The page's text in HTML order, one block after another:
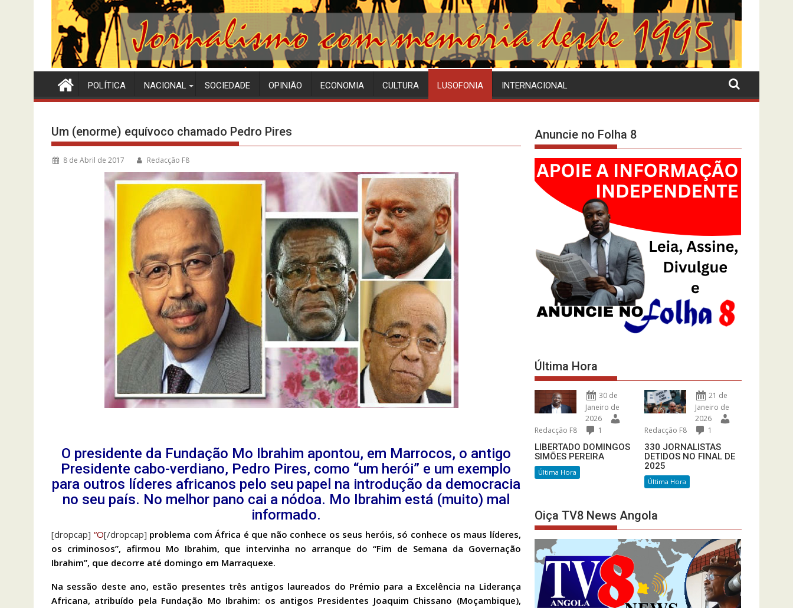
POLÍTICA NACIONAL SOCIEDADE OPINIÃO ECONOMIA CULTURA LUSOFONIA INTERNACIONAL
Um (enorme) equívoco chamado Pedro Pires
8 de Abril de 2017 Redacção F8
O presidente da Fundação Mo Ibrahim apontou, em Marrocos, o antigo
Presidente cabo-verdiano, Pedro Pires, como “um herói” e um exemplo
para outros líderes africanos pelo seu papel na introdução da democracia
no seu país. No melhor pano cai a nódoa. Mo Ibrahim está (muito) mal
informado.
[dropcap] “O[/dropcap] problema com África é que não conhece os seus heróis, só conhece os maus líderes,
os criminosos”, afirmou Mo Ibrahim, que intervinha no arranque do “Fim de Semana da Governação
Ibrahim”, que decorre até domingo em Marraquexe.
Na sessão deste ano, estão presentes três antigos laureados do Prémio para a Excelência na Liderança
Africana, atribuído pela Fundação Mo Ibrahim: os antigos Presidentes Joaquim Chissano (Moçambique),
Anuncie no Folha 8
Última Hora
30 de
Janeiro de
2026
Redacção F8
1
LIBERTADO DOMINGOS
SIMÕES PEREIRA
Última Hora
21 de
Janeiro de
2026
Redacção F8
1
330 JORNALISTAS
DETIDOS NO FINAL DE
2025
Última Hora
Oiça TV8 News Angola